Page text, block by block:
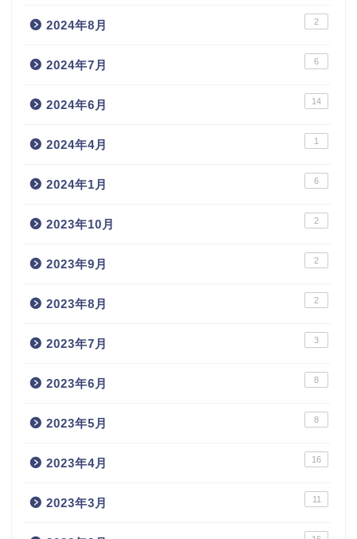
2024年8月 2
2024年7月 6
2024年6月 14
2024年4月 1
2024年1月 6
2023年10月 2
2023年9月 2
2023年8月 2
2023年7月 3
2023年6月 8
2023年5月 8
2023年4月 16
2023年3月 11